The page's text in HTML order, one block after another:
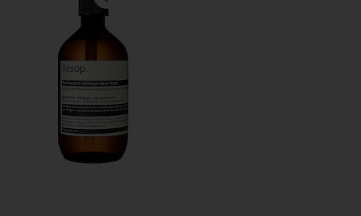
Favorite REVERENCE AROMATIQUE 핸드 워시